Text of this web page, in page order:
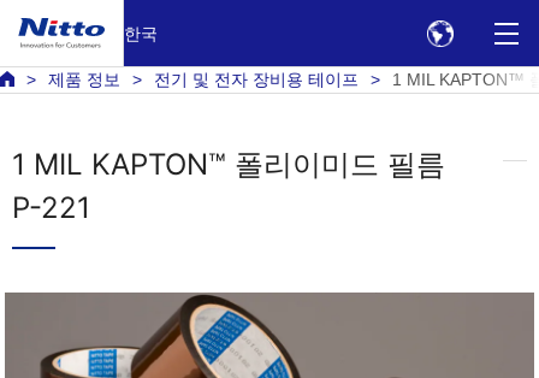
한국
제품 정보 전기 및 전자 장비용 테이프 1 MIL KAPTON™
1 MIL KAPTON™ 폴리이미드 필름
P-221